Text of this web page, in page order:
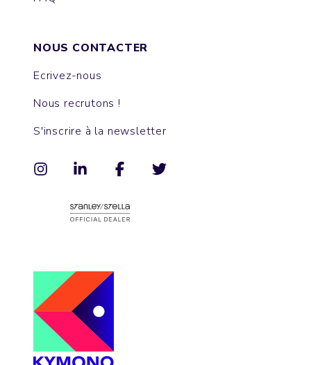
NOUS CONTACTER
Ecrivez-nous
Nous recrutons !
S'inscrire à la newsletter